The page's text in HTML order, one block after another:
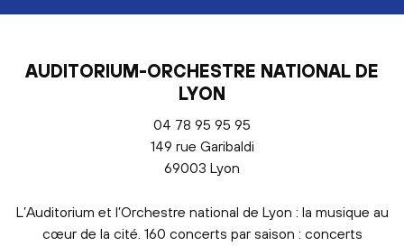
AUDITORIUM-ORCHESTRE NATIONAL DE
LYON
04 78 95 95 95
149 rue Garibaldi
69003 Lyon
L’Auditorium et l’Orchestre national de Lyon : la musique au
cœur de la cité. 160 concerts par saison : concerts